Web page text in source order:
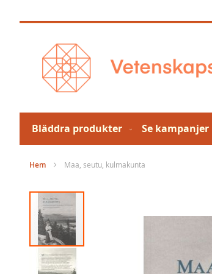
till
Bläddra produkter Se kampanjer
Hem Maa, seutu, kulmakunta
Hoppa
till
slutet
av
bildgalleriet